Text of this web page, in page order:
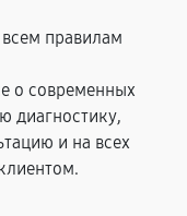
правилам
о современных
диагностику,
и на всех